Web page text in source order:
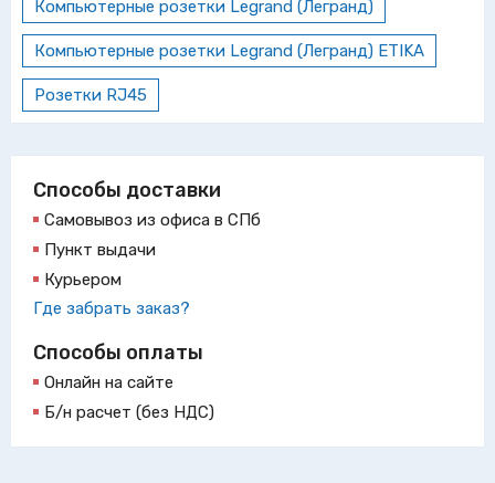
Компьютерные розетки Legrand (Легранд)
Компьютерные розетки Legrand (Легранд) ETIKA
Розетки RJ45
Способы доставки
Самовывоз из офиса в СПб
Пункт выдачи
Курьером
Где забрать заказ?
Способы оплаты
Онлайн на сайте
Б/н расчет (без НДС)